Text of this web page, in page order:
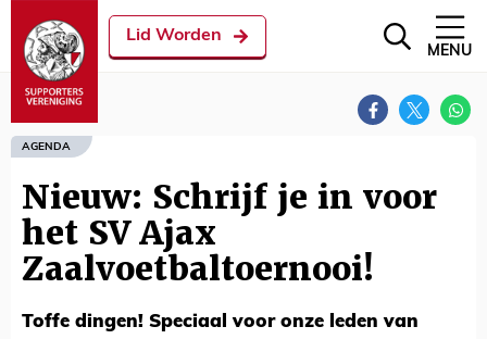
Lid Worden
MENU
AGENDA
Nieuw: Schrijf je in voor
het SV Ajax
Zaalvoetbaltoernooi!
Toffe dingen! Speciaal voor onze leden van